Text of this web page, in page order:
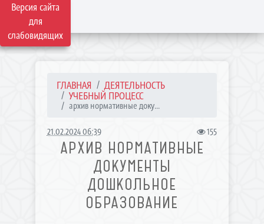
Версия сайта
для
слабовидящих
ГЛАВНАЯ
ДЕЯТЕЛЬНОСТЬ
УЧЕБНЫЙ ПРОЦЕСС
архив нормативные доку...
21.02.2024 06:39 155
АРХИВ НОРМАТИВНЫЕ
ДОКУМЕНТЫ
ДОШКОЛЬНОЕ
ОБРАЗОВАНИЕ